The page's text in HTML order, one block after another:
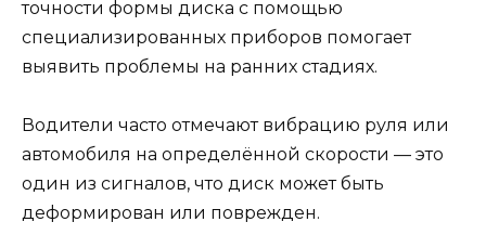
точности формы диска с помощью
специализированных приборов помогает
выявить проблемы на ранних стадиях.
Водители часто отмечают вибрацию руля или
автомобиля на определённой скорости — это
один из сигналов, что диск может быть
деформирован или поврежден.